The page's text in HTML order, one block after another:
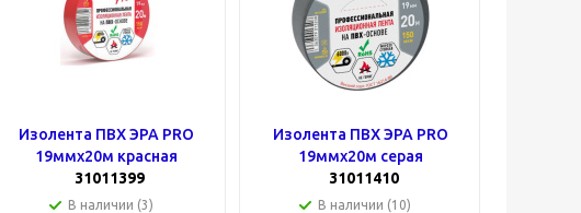
Изолента ПВХ ЭРА PRO
19ммх20м красная
31011399
В наличии (3)
Изолента ПВХ ЭРА PRO
19ммх20м серая
31011410
В наличии (10)